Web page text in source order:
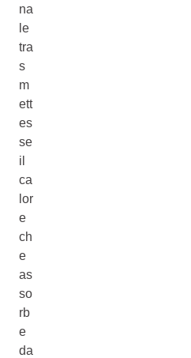
na
le
tra
s
m
ett
es
se
il
ca
lor
e
ch
e
as
so
rb
e
da